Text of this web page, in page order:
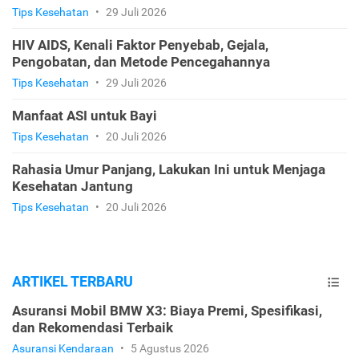
Tips Kesehatan • 29 Juli 2026
HIV AIDS, Kenali Faktor Penyebab, Gejala,
Pengobatan, dan Metode Pencegahannya
Tips Kesehatan • 29 Juli 2026
Manfaat ASI untuk Bayi
Tips Kesehatan • 20 Juli 2026
Rahasia Umur Panjang, Lakukan Ini untuk Menjaga
Kesehatan Jantung
Tips Kesehatan • 20 Juli 2026
ARTIKEL TERBARU
Asuransi Mobil BMW X3: Biaya Premi, Spesifikasi,
dan Rekomendasi Terbaik
Asuransi Kendaraan • 5 Agustus 2026